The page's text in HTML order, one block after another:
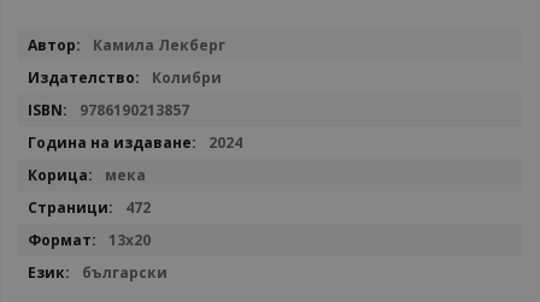
Повече
Камила Лекберг
Колибри
9786190213857
2024
мека
472
13x20
български